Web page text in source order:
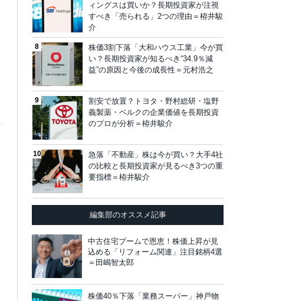
ィングスは買いか？長期投資家が注視
すべき「売られる」2つの理由＝栫井駿
介
株価3割下落「大和ハウス工業」今が買
い？長期投資家が知るべき“34.9％減
益”の原因と今後の成長性＝元村浩之
割安で放置？トヨタ・野村総研・塩野
義製薬・ベルクの企業価値を長期投資
のプロが分析＝栫井駿介
急落「不動産」株は今が買い？大手4社
の比較と長期投資家が見るべき3つの重
要指標＝栫井駿介
編集部のオススメ記事
中古住宅ブームで恩恵！株価上昇が見
込める「リフォーム関連」注目銘柄4選
＝田嶋智太郎
株価40％下落「業務スーパー」神戸物